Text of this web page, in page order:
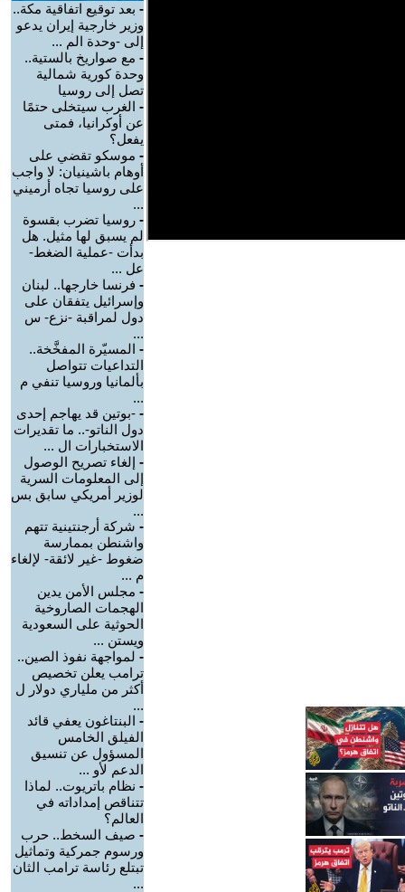
- بعد توقيع اتفاقية مكة..
وزير خارجية إيران يدعو
إلى -وحدة الم ...
- مع صواريخ بالستية..
وحدة كورية شمالية
تصل إلى روسيا
- الغرب سيتخلى حتمًا
عن أوكرانيا، فمتى
يفعل؟
- موسكو تقضي على
أوهام باشينيان: لا واجب
على روسيا تجاه أرميني
...
- روسيا تضرب بقسوة
لم يسبق لها مثيل. هل
بدأت -عملية الضغط-
عل ...
- فرنسا خارجها.. لبنان
وإسرائيل يتفقان على
دول لمراقبة -نزع- س
...
- المسيّرة المفخَّخة..
التداعيات تتواصل
بألمانيا وروسيا تنفي م
...
- -بوتين قد يهاجم إحدى
دول الناتو-.. ما تقديرات
الاستخبارات ال ...
- إلغاء تصريح الوصول
إلى المعلومات السرية
لوزير أمريكي سابق بس
...
- شركة أرجنتينية تتهم
واشنطن بممارسة
ضغوط -غير لائقة- لإلغاء
م ...
- مجلس الأمن يدين
الهجمات الصاروخية
الحوثية على السعودية
ويستن ...
- لمواجهة نفوذ الصين..
ترامب يعلن تخصيص
أكثر من ملياري دولار ل
...
- البنتاغون يعفي قائد
الفيلق الخامس
المسؤول عن تنسيق
الدعم لأو ...
- نظام باتريوت.. لماذا
تتناقص إمداداته في
العالم؟
- صيف السخط.. حرب
ورسوم جمركية وتماثيل
تبتلع رئاسة ترامب الثان
...